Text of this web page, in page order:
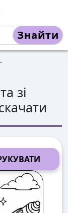
Знайти
зі